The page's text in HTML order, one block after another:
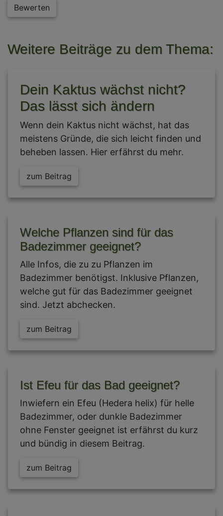
Bewerten
Weitere Beiträge zu dem Thema:
Dein Kaktus wächst nicht?
Das lässt sich ändern
Wenn dein Kaktus nicht wächst, hat das
meistens Gründe, die sich leicht finden und
beheben lassen. Hier erfährst du mehr.
zum Beitrag
Welche Pflanzen sind für das
Badezimmer geeignet?
Alle Infos, die zu zu Pflanzen im
Badezimmer benötigst. Inklusive Pflanzen,
welche gut für das Badezimmer geeignet
sind. Jetzt abchecken.
zum Beitrag
Ist Efeu für das Bad geeignet?
Inwiefern ein Efeu (Hedera helix) für helle
Badezimmer, oder dunkle Badezimmer
ohne Fenster geeignet ist erfährst du kurz
und bündig in diesem Beitrag.
zum Beitrag